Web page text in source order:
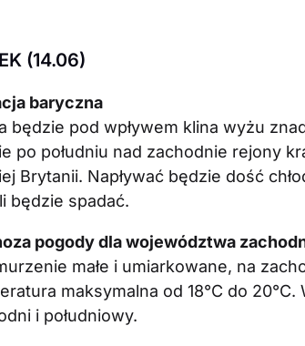
(14.06)
baryczna
będzie pod wpływem klina wyżu
po południu nad zachodnie rejony
Brytanii. Napływać będzie dość
będzie spadać.
pogody dla województwa
małe i umiarkowane, na
maksymalna od 18°C do
i południowy.